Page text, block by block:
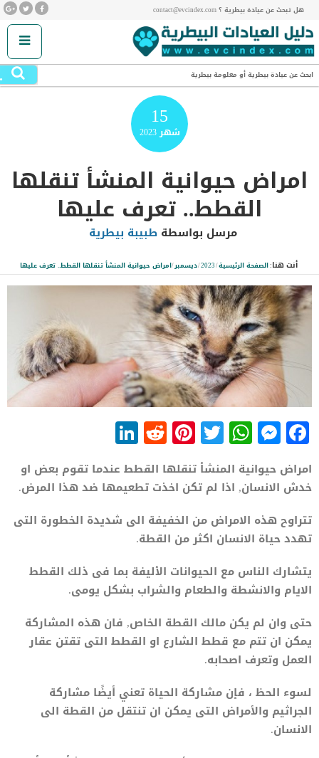
هل تبحث عن عيادة بيطرية ؟ contact@evcindex.com
ابحث عن عيادة بيطرية أو معلومة بيطرية
15
شهر2023
امراض حيوانية المنشأ تنقلها
القطط.. تعرف عليها
مرسل بواسطة طبيبة بيطرية
أنت هنا:الصفحة الرئيسية/
2023
/ديسمبر/امراض حيوانية المنشأ تنقلها القطط.. تعرف عليها
Facebook
Messenger
WhatsApp
Twitter
Pinterest
Reddit
امراض حيوانية المنشأ تنقلها القطط عندما تقوم بعض او
خدش الانسان, اذا لم تكن اخذت تطعيمها ضد هذا المرض.
تتراوح هذه الامراض من الخفيفة الى شديدة الخطورة التى
تهدد حياة الانسان اكثر من القطة.
يتشارك الناس مع الحيوانات الأليفة بما فى ذلك القطط
الايام والانشطة والطعام والشراب بشكل يومى.
حتى وان لم يكن مالك القطة الخاص, فان هذه المشاركة
يمكن ان تتم مع قطط الشارع او القطط التى تقتن عقار
العمل وتعرف اصحابه.
لسوء الحظ ، فإن مشاركة الحياة تعني أيضًا مشاركة
الجراثيم والأمراض التى يمكن ان تنتقل من القطة الى
الانسان.